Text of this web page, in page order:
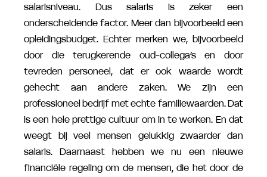
salarisniveau. Dus salaris is zeker een
onderscheidende factor. Meer dan bijvoorbeeld een
opleidingsbudget. Echter merken we, bijvoorbeeld
door die terugkerende oud-collega’s en door
tevreden personeel, dat er ook waarde wordt
gehecht aan andere zaken. We zijn een
professioneel bedrijf met echte familiewaarden. Dat
is een hele prettige cultuur om in te werken. En dat
weegt bij veel mensen gelukkig zwaarder dan
salaris. Daarnaast hebben we nu een nieuwe
financiële regeling om de mensen, die het door de